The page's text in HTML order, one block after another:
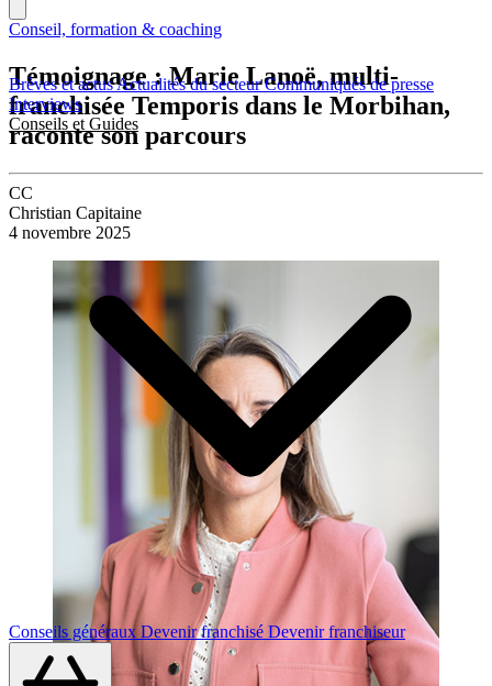
Brèves et actusActualités du secteurCommuniqués de presse
Interviews
Conseils et Guides
Conseils généraux Devenir franchisé Devenir franchiseur
Conseil, formation & coaching
Témoignage : Marie Lanoë, multi-
franchisée Temporis dans le Morbihan,
raconte son parcours
CC
Christian Capitaine
4 novembre 2025